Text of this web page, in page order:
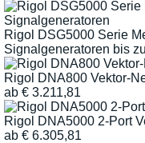
Rigol DSG5000 Serie
Signalgeneratoren bis
Rigol DNA800 Vektor-
ab € 3.211,81
Rigol DNA5000 2-Port
ab € 6.305,81